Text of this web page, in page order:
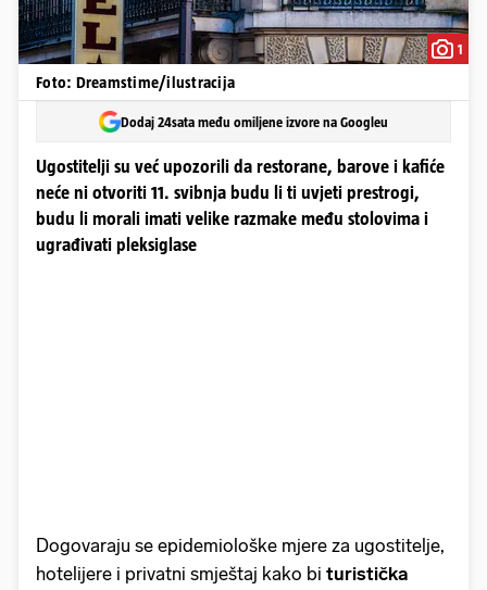
1
Foto: Dreamstime/ilustracija
Dodaj 24sata među omiljene izvore na Googleu
Ugostitelji su već upozorili da restorane, barove i kafiće
neće ni otvoriti 11. svibnja budu li ti uvjeti prestrogi,
budu li morali imati velike razmake među stolovima i
ugrađivati pleksiglase
Dogovaraju se epidemiološke mjere za ugostitelje,
hotelijere i privatni smještaj kako bi turistička